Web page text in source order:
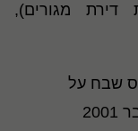
מגורים),
שבח על
קרקעות אשר נרכשו לפני 7 בנובמבר 2001